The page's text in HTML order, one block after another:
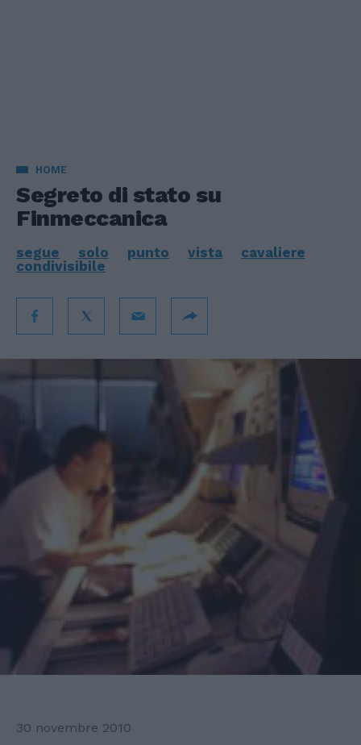
HOME
Segreto di stato su
Finmeccanica
segue solo punto vista
cavaliere
condivisibile
30 novembre 2010